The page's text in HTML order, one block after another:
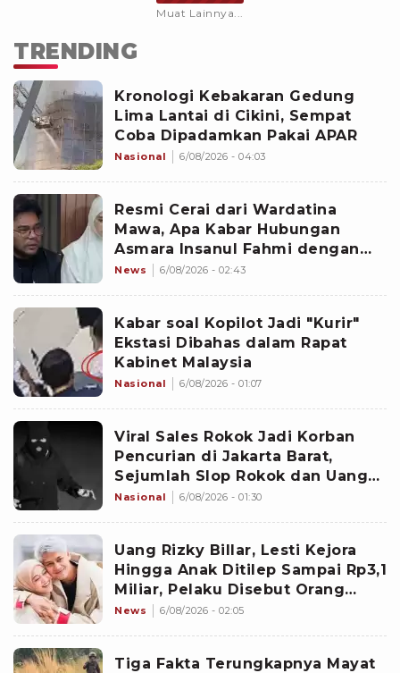
Muat Lainnya...
TRENDING
Kronologi Kebakaran Gedung
Lima Lantai di Cikini, Sempat
Coba Dipadamkan Pakai APAR
Nasional 6/08/2026 - 04:03
Resmi Cerai dari Wardatina
Mawa, Apa Kabar Hubungan
Asmara Insanul Fahmi dengan
Inara Rusli?
News 6/08/2026 - 02:43
Kabar soal Kopilot Jadi "Kurir"
Ekstasi Dibahas dalam Rapat
Kabinet Malaysia
Nasional 6/08/2026 - 01:07
Viral Sales Rokok Jadi Korban
Pencurian di Jakarta Barat,
Sejumlah Slop Rokok dan Uang
Setoran Raib
Nasional 6/08/2026 - 01:30
Uang Rizky Billar, Lesti Kejora
Hingga Anak Ditilep Sampai Rp3,1
Miliar, Pelaku Disebut Orang
Terdekat
News 6/08/2026 - 02:05
Tiga Fakta Terungkapnya Mayat